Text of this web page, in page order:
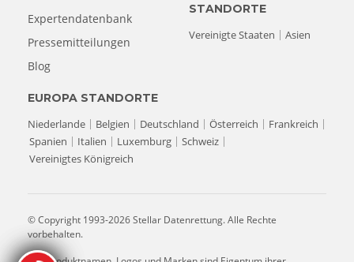
Expertendatenbank
Pressemitteilungen
Blog
EUROPA STANDORTE
Niederlande
Belgien Deutschland Österreich
Frankreich
Spanien
Italien Luxemburg
Schweiz
Vereinigtes Königreich
STANDORTE
Vereinigte Staaten
Asien
© Copyright 1993-2026 Stellar Datenrettung. Alle Rechte
vorbehalten.